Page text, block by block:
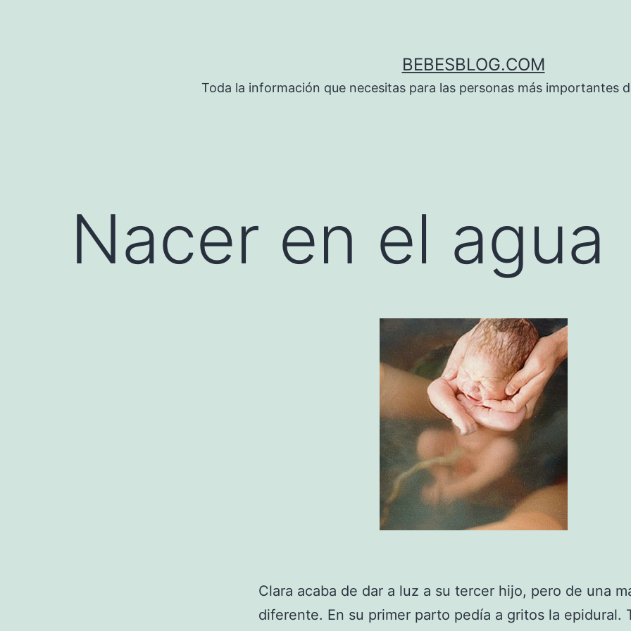
BEBESBLOG.COM
Toda la información que necesitas para las personas más importantes
Nacer en el agua
Clara acaba de dar a luz a su tercer hijo, pero de una
diferente. En su primer parto pedía a gritos la epidural.